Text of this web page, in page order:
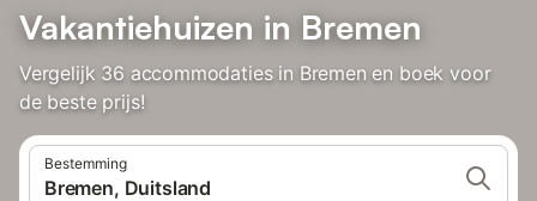
Vakantiehuizen in Bremen
Vergelijk 36 accommodaties in Bremen en boek voor
de beste prijs!
Bestemming
Bremen, Duitsland